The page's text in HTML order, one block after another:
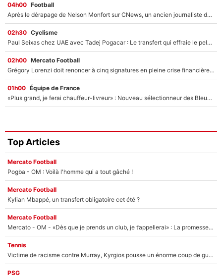
04h00 Football
Après le dérapage de Nelson Monfort sur CNews, un ancien journaliste de France Télévisions relance la polémique sur les incendies en Gironde
02h30 Cyclisme
Paul Seixas chez UAE avec Tadej Pogacar : Le transfert qui effraie le peloton, «c’est la pire des choses qui puisse arriver»
02h00 Mercato Football
Grégory Lorenzi doit renoncer à cinq signatures en pleine crise financière : L’IA propose sept noms à l’OM pour un mercato réussi... à seulement 5M€ !
01h00 Équipe de France
«Plus grand, je ferai chauffeur-livreur» : Nouveau sélectionneur des Bleus, Zinédine Zidane s’était imaginé un avenir très différent lorsqu'il était enfant
Top Articles
Mercato Football
Pogba - OM : Voilà l'homme qui a tout gâché !
Mercato Football
Kylian Mbappé, un transfert obligatoire cet été ?
Mercato Football
Mercato - OM - «Dès que je prends un club, je t’appellerai» : La promesse de Marcelino au moment de claquer la porte
Tennis
Victime de racisme contre Murray, Kyrgios pousse un énorme coup de gueule !
PSG